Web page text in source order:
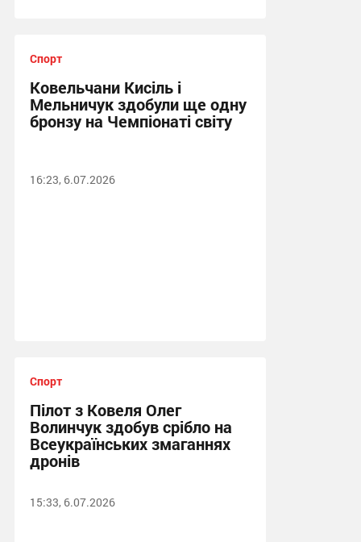
Спорт
Ковельчани Кисіль і
Мельничук здобули ще одну
бронзу на Чемпіонаті світу
16:23, 6.07.2026
Спорт
Пілот з Ковеля Олег
Волинчук здобув срібло на
Всеукраїнських змаганнях
дронів
15:33, 6.07.2026